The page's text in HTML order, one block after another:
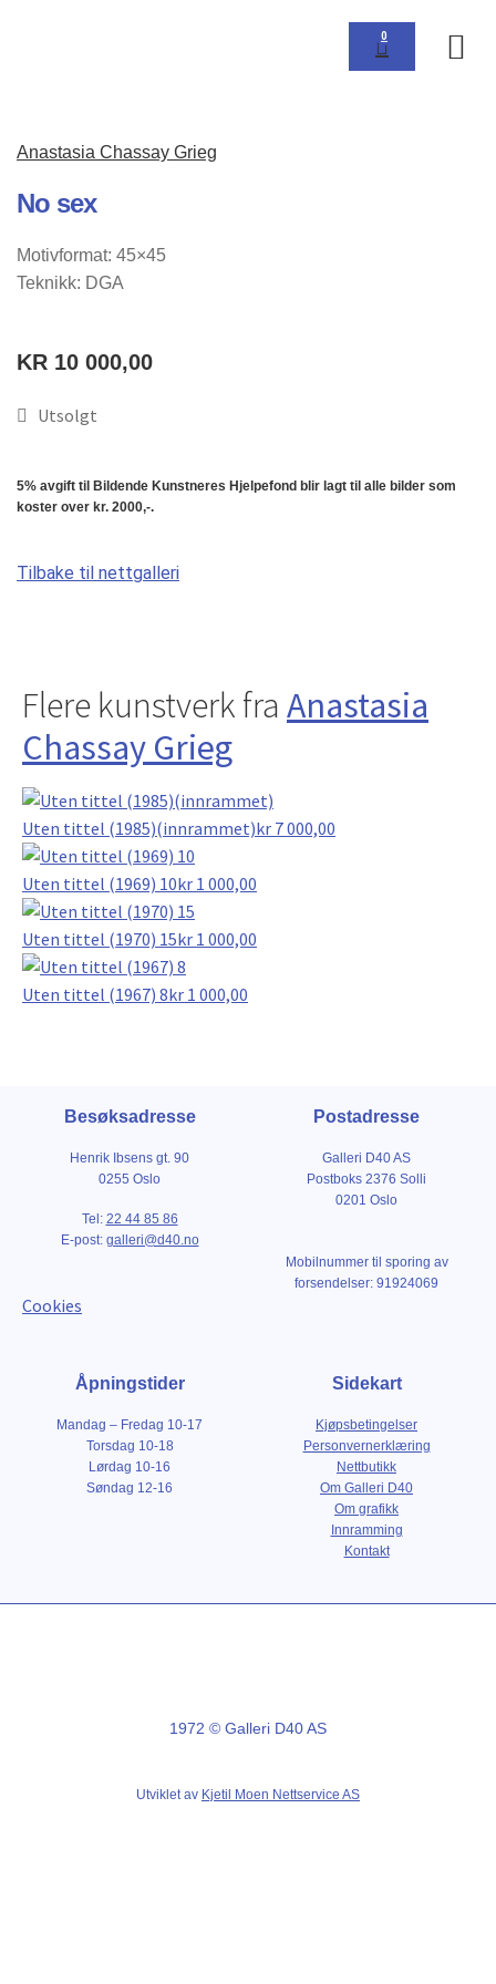
0
Anastasia Chassay Grieg
No sex
Motivformat: 45×45
Teknikk: DGA
KR 10 000,00
Utsolgt
5% avgift til Bildende Kunstneres Hjelpefond blir lagt til alle bilder som
koster over kr. 2000,-.
Tilbake til nettgalleri
Flere kunstverk fra Anastasia
Chassay Grieg
Uten tittel (1985)(innrammet)kr 7 000,00
Uten tittel (1969) 10kr 1 000,00
Uten tittel (1970) 15kr 1 000,00
Uten tittel (1967) 8kr 1 000,00
Besøksadresse
Henrik Ibsens gt. 90
0255 Oslo
Tel: 22 44 85 86
E-post: galleri@d40.no
Cookies
Postadresse
Galleri D40 AS
Postboks 2376 Solli
0201 Oslo
Mobilnummer til sporing av
forsendelser: 91924069
Åpningstider
Mandag – Fredag 10-17
Torsdag 10-18
Lørdag 10-16
Søndag 12-16
Sidekart
Kjøpsbetingelser
Personvernerklæring
Nettbutikk
Om Galleri D40
Om grafikk
Innramming
Kontakt
1972 © Galleri D40 AS
Utviklet av Kjetil Moen Nettservice AS